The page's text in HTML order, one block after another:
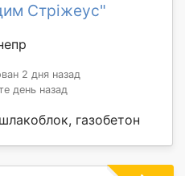
Стріжеус"
2 дня назад
день назад
газобетон